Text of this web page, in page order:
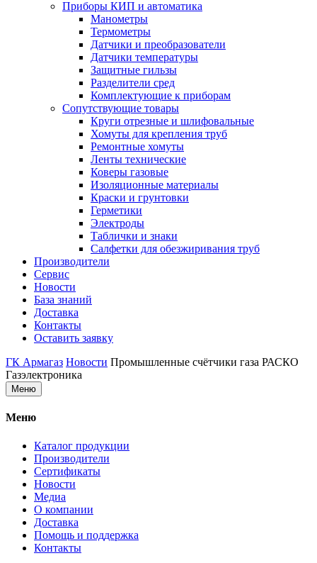
Приборы КИП и автоматика
Манометры
Термометры
Датчики и преобразователи
Датчики температуры
Защитные гильзы
Разделители сред
Комплектующие к приборам
Сопутствующие товары
Круги отрезные и шлифовальные
Хомуты для крепления труб
Ремонтные хомуты
Ленты технические
Коверы газовые
Изоляционные материалы
Краски и грунтовки
Герметики
Электроды
Таблички и знаки
Салфетки для обезжиривания труб
Производители
Сервис
Новости
База знаний
Доставка
Контакты
Оставить заявку
ГК Армагаз Новости Промышленные счётчики газа РАСКО
Газэлектроника
Меню
Меню
Каталог продукции
Производители
Сертификаты
Новости
Медиа
О компании
Доставка
Помощь и поддержка
Контакты